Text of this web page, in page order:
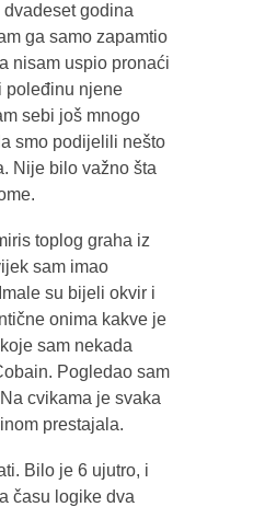
godina
ga samo zapamtio
nisam uspio pronaći
poleđinu njene
sebi još mnogo
smo podijelili nešto
Nije bilo važno šta
toplog graha iz
sam imao
su bijeli okvir i
onima kakve je
sam nekada
Pogledao sam
cvikama je svaka
prestajala.
Bilo je 6 ujutro, i
času logike dva